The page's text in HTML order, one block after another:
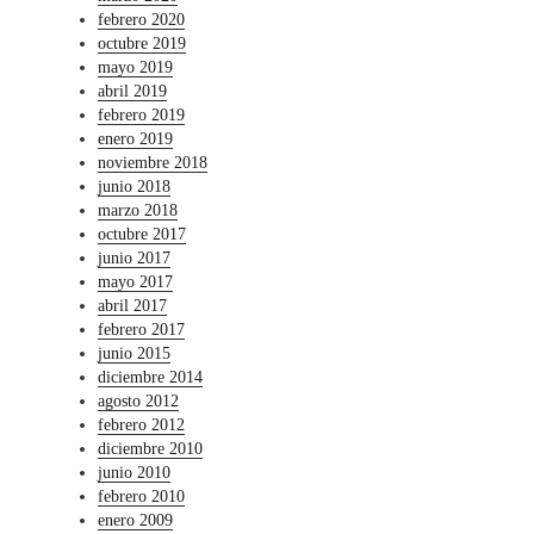
febrero 2020
octubre 2019
mayo 2019
abril 2019
febrero 2019
enero 2019
noviembre 2018
junio 2018
marzo 2018
octubre 2017
junio 2017
mayo 2017
abril 2017
febrero 2017
junio 2015
diciembre 2014
agosto 2012
febrero 2012
diciembre 2010
junio 2010
febrero 2010
enero 2009